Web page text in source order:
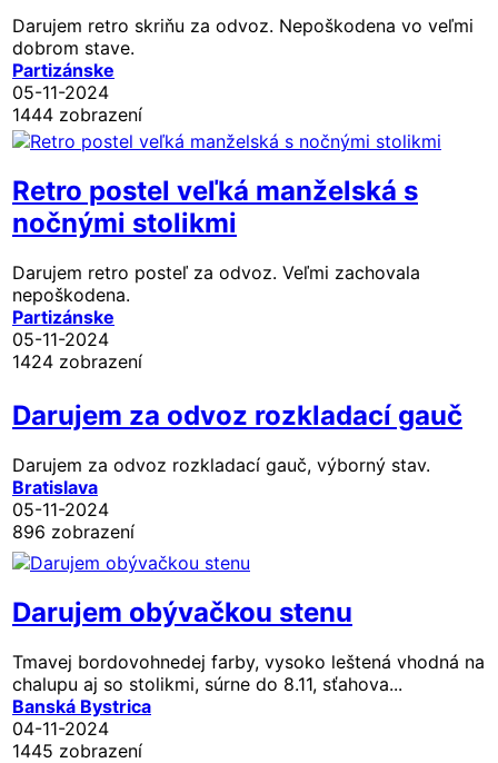
Darujem retro skriňu za odvoz. Nepoškodena vo veľmi
dobrom stave.
Partizánske
05-11-2024
1444 zobrazení
Retro postel veľká manželská s
nočnými stolikmi
Darujem retro posteľ za odvoz. Veľmi zachovala
nepoškodena.
Partizánske
05-11-2024
1424 zobrazení
Darujem za odvoz rozkladací gauč
Darujem za odvoz rozkladací gauč, výborný stav.
Bratislava
05-11-2024
896 zobrazení
Darujem obývačkou stenu
Tmavej bordovohnedej farby, vysoko leštená vhodná na
chalupu aj so stolikmi, súrne do 8.11, sťahova...
Banská Bystrica
04-11-2024
1445 zobrazení